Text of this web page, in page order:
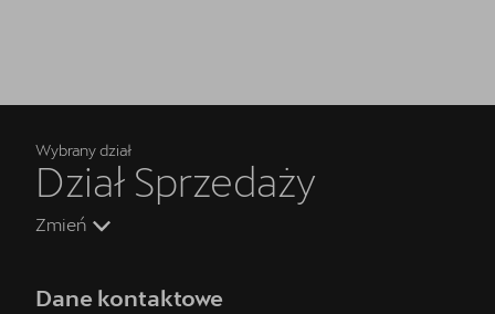
Wybrany dział
Dział Sprzedaży
Zmień
Dane kontaktowe